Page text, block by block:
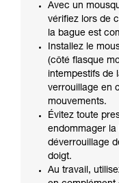
Avec un
vérifiez lors de
la bague est
Installez le
(côté flasque
intempestifs de
verrouillage en
mouvements.
Évitez toute
endommager la
déverrouillage
doigt.
Au travail,